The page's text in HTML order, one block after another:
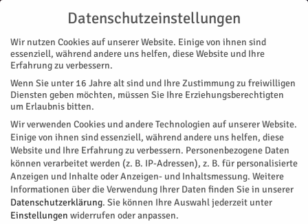
Start Nachrichten Haarbachtalbrücke vorzeitig gesperrt
NACHRICHTEN REGION
Haarbachtalbrücke vorzeitig gesperrt
Die Autobahn GmbH des Bundes, Niederlassung Rheinland,
hat an der Haarbachtalbrücke im Zuge der A544 eine
Sonderprüfung zum aktuellen Bauwerkszustand
durchgeführt. Nach dem Ergebnis der aktuellen
Bauwerksprüfung hat sich der Zustand der
Datenschutzeinstellungen
Wir nutzen Cookies auf unserer Website. Einige von ihnen sind
essenziell, während andere uns helfen, diese Website und Ihre
Erfahrung zu verbessern.
Wenn Sie unter 16 Jahre alt sind und Ihre Zustimmung zu freiwilligen
Diensten geben möchten, müssen Sie Ihre Erziehungsberechtigten
um Erlaubnis bitten.
Wir verwenden Cookies und andere Technologien auf unserer Website.
Einige von ihnen sind essenziell, während andere uns helfen, diese
Website und Ihre Erfahrung zu verbessern. Personenbezogene Daten
können verarbeitet werden (z. B. IP-Adressen), z. B. für personalisierte
Anzeigen und Inhalte oder Anzeigen- und Inhaltsmessung. Weitere
Informationen über die Verwendung Ihrer Daten finden Sie in unserer
Datenschutzerklärung. Sie können Ihre Auswahl jederzeit unter
Einstellungen widerrufen oder anpassen.